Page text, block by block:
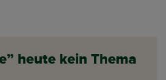
heute kein Thema